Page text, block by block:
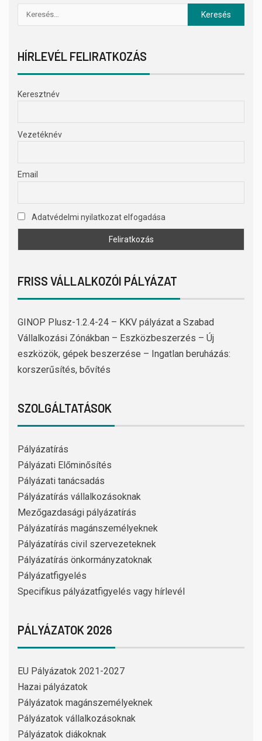
HÍRLEVÉL FELIRATKOZÁS
Keresztnév
Vezetéknév
Email
Adatvédelmi nyilatkozat elfogadása
FRISS VÁLLALKOZÓI PÁLYÁZAT
GINOP Plusz-1.2.4-24 – KKV pályázat a Szabad
Vállalkozási Zónákban – Eszközbeszerzés – Új
eszközök, gépek beszerzése – Ingatlan beruházás:
korszerűsítés, bővítés
SZOLGÁLTATÁSOK
Pályázatírás
Pályázati Előminősítés
Pályázati tanácsadás
Pályázatírás vállalkozásoknak
Mezőgazdasági pályázatírás
Pályázatírás magánszemélyeknek
Pályázatírás civil szervezeteknek
Pályázatírás önkormányzatoknak
Pályázatfigyelés
Specifikus pályázatfigyelés vagy hírlevél
PÁLYÁZATOK 2026
EU Pályázatok 2021-2027
Hazai pályázatok
Pályázatok magánszemélyeknek
Pályázatok vállalkozásoknak
Pályázatok diákoknak